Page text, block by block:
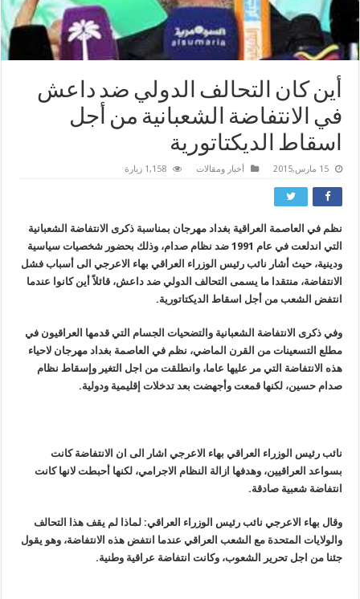
أين كان التحالف الدولي ضد داعش
في الانتفاضة الشعبانية من أجل
اسقاط الديكتاتورية
15 مارس,2015 أخبار ومقالات 1,158 زيارة
نظم في العاصمة العراقية بغداد مهرجان بمناسبة ذكرى الانتفاضة الشعبانية
التي اندلعت في عام 1991 ضد نظام صدام، وذلك بحضور شخصيات سياسية
ودينية، حيث أشار نائب رئيس الوزراء العراقي بهاء الاعرجي الى أسباب فشل
الانتفاضة، منتقدا ما يسمى التحالف الدولي ضد داعش، قائلاً أين كانوا عندما
انتفض الشعب من أجل اسقاط الديكتاتورية.
وفي ذكرى الانتفاضة الشعبانية والتضحيات الجسام التي قدمها العراقيون في
مطلع التسعينات من القرن الماضي، نظم في العاصمة بغداد مهرجان ﻻحياء
هذه الانتفاضة التي مر عليها عاما، وانطلقت من اجل التغير وإسقاط نظام
صدام حسين، لكنها قمعت وأجهضت بعد تدخلات إقليمية ودولية.
نائب رئيس الوزراء العراقي بهاء الاعرجي اشار الى ان الانتفاضة كانت
بسواعد العراقيين، وهدفها ازالة النظام الاجرامي، لكنها أحبطت ﻻنها كانت
انتفاضة شعبية صادقة.
وقال بهاء الاعرجي نائب رئيس الوزراء العراقي: لماذا لم يقف هذا التحالف
والولايات المتحدة مع الشعب العراقي عندما انتفض هذه الانتفاضة، وهو يقول
جئنا من اجل تحرير الشعوب، وكانت انتفاضة عراقية وطنية.